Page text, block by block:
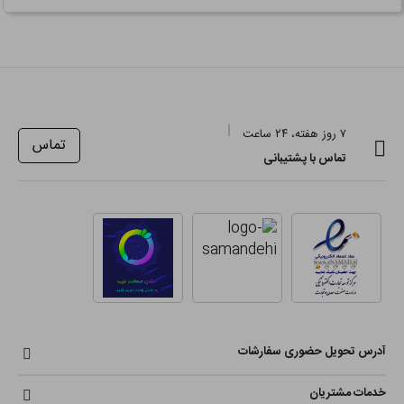
۷ روز هفته، ۲۴ ساعت
تماس با پشتیبانی
تماس
آدرس تحویل حضوری سفارشات
خدمات مشتریان